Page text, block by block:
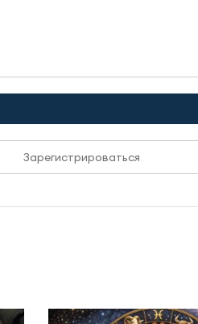
Зарегистрироваться